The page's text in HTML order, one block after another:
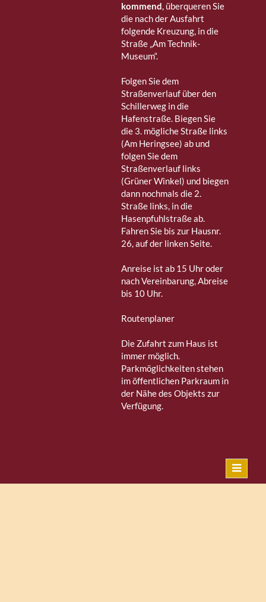
kommend, überqueren Sie
die nach der Ausfahrt
folgende Kreuzung, in die
Straße „Am Technik-
Museum“.
Folgen Sie dem
Straßenverlauf über den
Schillerweg in die
Hafenstraße. Biegen Sie
die 3. mögliche Straße links
(Am Heringsee) ab und
folgen Sie dem
Straßenverlauf links
(Grüner Winkel) und biegen
dann nochmals die 2.
Straße links, in die
Hasenpfuhlstraße ab.
Fahren Sie bis zur Hausnr.
26, auf der linken Seite.
Anreise ist ab 15 Uhr oder
nach Vereinbarung, Abreise
bis 10 Uhr.
Routenplaner
Die Zufahrt zum Haus ist
immer möglich.
Parkmöglichkeiten stehen
im öffentlichen Parkraum in
der Nähe des Objekts zur
Verfügung.